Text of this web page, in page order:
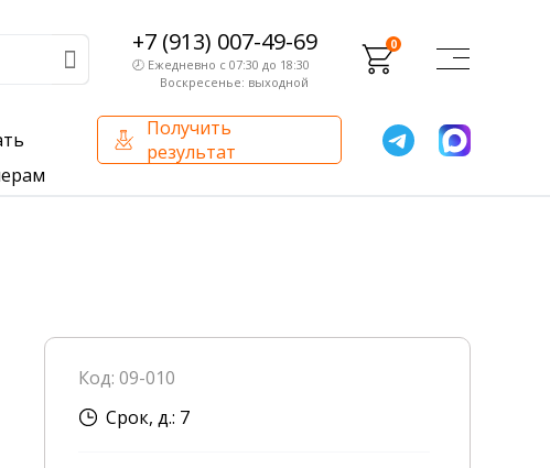
+7 (913) 007-49-69
🕗 Ежедневно с 07:30 до 18:30
Воскресенье: выходной
0
Получить
результат
Внутренний аудит
Код: 09-010
Срок, д.: 7